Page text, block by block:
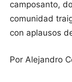
camposanto,
comunidad
con aplausos
Por Alejandro